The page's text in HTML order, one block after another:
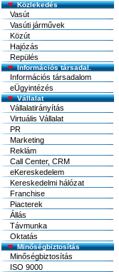
Közlekedés
Vasút
Vasúti járművek
Közút
Hajózás
Repülés
Információs társadal.
Információs társadalom
eÜgyintézés
Vállalat
Vállalatirányítás
Virtuális Vállalat
PR
Marketing
Reklám
Call Center, CRM
eKereskedelem
Kereskedelmi hálózat
Franchise
Piacterek
Állás
Távmunka
Oktatás
Minőségbiztosítás
Minőségbiztosítás
ISO 9000